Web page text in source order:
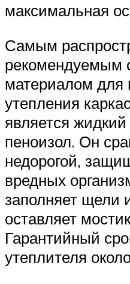
максимальная
Самым
рекомендуемым
материалом для
утепления
является
пеноизол. Он
недорогой,
вредных
заполняет щели
оставляет
Гарантийный
утеплителя